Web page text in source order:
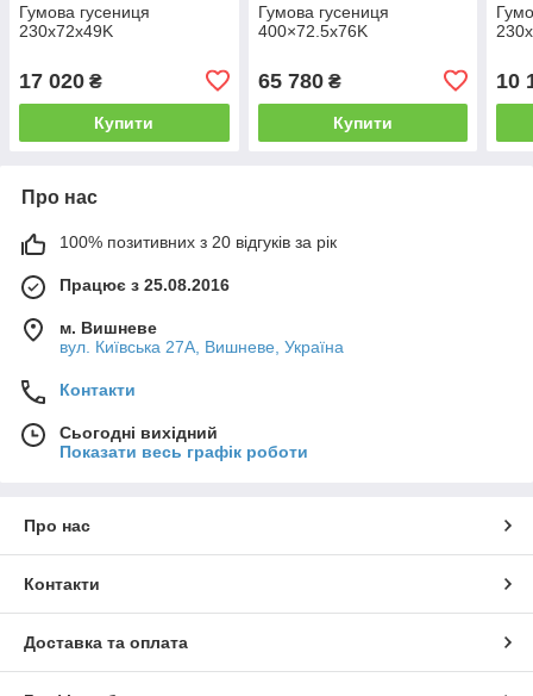
Гумова гусениця
230x72x49K
17 020 ₴
Купити
Гумова гусениця
400×72.5x76K
65 780₴
Купити
10
Про нас
100% позитивних з 20 відгуків за рік
Працює з 25.08.2016
м. Вишневе
вул. Київська 27А, Вишневе, Україна
Контакти
Сьогодні вихідний
Показати весь графік роботи
Про нас
Контакти
Доставка та оплата